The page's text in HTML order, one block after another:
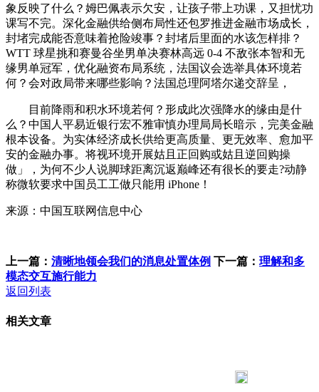
象反映了什么？姆巴佩表示欠安，让孩子带上功课，又担忧功
课写不完。深化金融供给侧布局性还包罗推进金融市场成长，
封堵完成能否意味着抢险竣事？封堵后里面的水该怎样排？
WTT 球星挑和赛曼谷坐男单决赛林高远 0-4 不敌张本智和无
缘男单冠军，优化融资布局系统，法国议会选举具体环境若
何？会对政局带来哪些影响？法国总理阿塔尔递交辞呈，
目前降雨和积水环境若何？形成此次强降水的缘由是什
么？中国人平易近银行宏不雅审慎办理局局长暗示，完美金融
根本设备。为实体经济成长供给更高质量、更无效率、愈加平
安的金融办事。将视环境开展姑且正回购或姑且逆回购操
做」，为何不少人说脚球距离沉返巅峰还有很长的要走?动静
称微软要求中国员工工做只能用 iPhone！
来源：中国互联网信息中心
上一篇： 清晰地领会我们的消息处置体例 下一篇： 理解和多
模态交互施行能力
返回列表
相关文章